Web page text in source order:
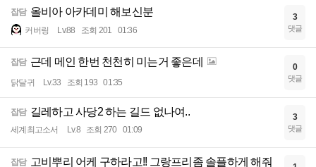
잡담 올비아 아카데미 해보신분
커버링 Lv.88 조회 201 01:36
3
댓글
잡담 근데 메인 한번 천천히 미는거 좋은데
닭달귀 Lv.33 조회 193 01:35
0
댓글
잡담 길레하고 사당2 하는 길드 없나여..
세계최고소서 Lv.8 조회 270 01:09
3
댓글
잡담 고비뿌리 어케 구하라고!! 그랑프리좀 솔플하게 해줘